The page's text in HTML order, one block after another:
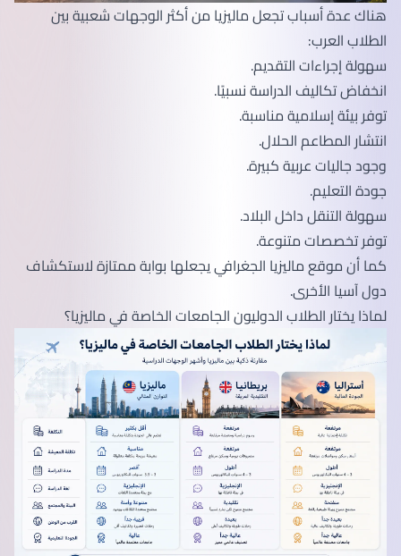
هناك عدة أسباب تجعل ماليزيا من أكثر الوجهات شعبية بين
الطلاب العرب:
سهولة إجراءات التقديم.
انخفاض تكاليف الدراسة نسبيًا.
توفر بيئة إسلامية مناسبة.
انتشار المطاعم الحلال.
وجود جاليات عربية كبيرة.
جودة التعليم.
سهولة التنقل داخل البلاد.
توفر تخصصات متنوعة.
كما أن موقع ماليزيا الجغرافي يجعلها بوابة ممتازة لاستكشاف
دول آسيا الأخرى.
لماذا يختار الطلاب الدوليون الجامعات الخاصة في ماليزيا؟